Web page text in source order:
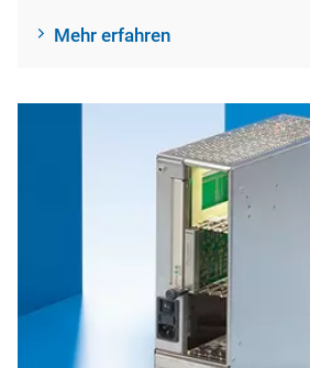
Mehr erfahren